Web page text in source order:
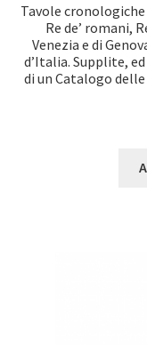
Tavole
Re de’ romani,
Venezia e di
d’Italia. Supplite,
di un Catalogo